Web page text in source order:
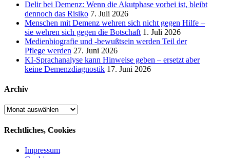
Delir bei Demenz: Wenn die Akutphase vorbei ist, bleibt
dennoch das Risiko 7. Juli 2026
Menschen mit Demenz wehren sich nicht gegen Hilfe –
sie wehren sich gegen die Botschaft 1. Juli 2026
Medienbiografie und -bewußtsein werden Teil der
Pflege werden 27. Juni 2026
KI-Sprachanalyse kann Hinweise geben – ersetzt aber
keine Demenzdiagnostik 17. Juni 2026
Archiv
Archiv
Rechtliches, Cookies
Impressum